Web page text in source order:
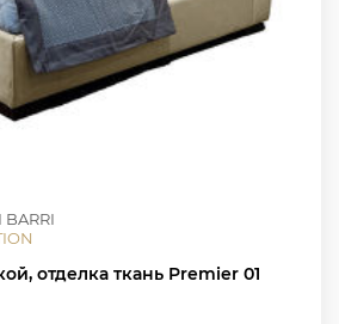
отделка ткань Premier 01